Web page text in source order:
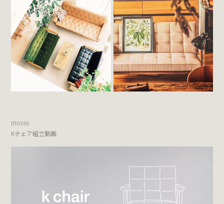
movie
Kチェア組立動画